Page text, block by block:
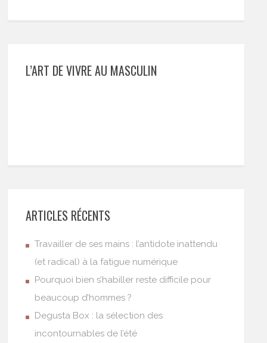
L’ART DE VIVRE AU MASCULIN
ARTICLES RÉCENTS
Travailler de ses mains : l’antidote inattendu
(et radical) à la fatigue numérique
Pourquoi bien s’habiller reste difficile pour
beaucoup d’hommes ?
Degusta Box : la sélection des
incontournables de l’été